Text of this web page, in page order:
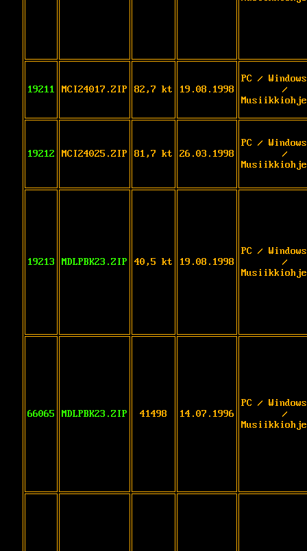
19211 MCI24017.ZIP 82,7 kt 19.08.1998
PC /
/
19212 MCI24025.ZIP 81,7 kt 26.03.1998
PC /
/
19213 MDLPBK23.ZIP 40,5 kt 19.08.1998
PC /
/
66065 MDLPBK23.ZIP 41498 14.07.1996
PC /
/